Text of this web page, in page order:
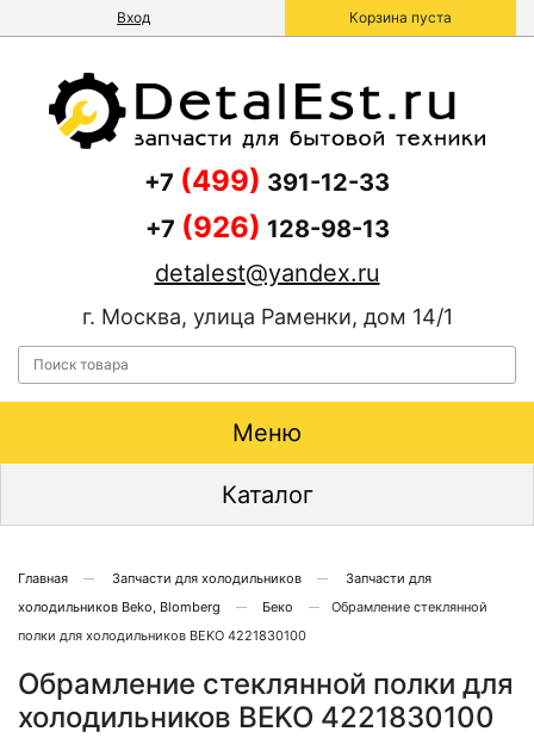
Вход Корзина пуста
+7 (499) 391-12-33
+7 (926) 128-98-13
detalest@yandex.ru
г. Москва, улица Раменки, дом 14/1
Меню
Каталог
Главная Запчасти для холодильников
Запчасти для
холодильников Beko, Blomberg
Беко
Обрамление стеклянной
полки для холодильников BEKO 4221830100
Обрамление стеклянной полки для
холодильников BEKO 4221830100